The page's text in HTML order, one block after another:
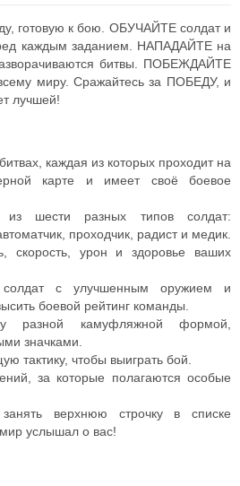
готовую к бою. ОБУЧАЙТЕ солдат и
каждым заданием. НАПАДАЙТЕ на
битвы. ПОБЕЖДАЙТЕ
миру. Сражайтесь за ПОБЕДУ, и
лучшей!
каждая из которых проходит на
карте и имеет своё боевое
из шести разных типов солдат:
проходчик, радист и медик.
скорость, урон и здоровье ваших
солдат с улучшенным оружием и
боевой рейтинг команды.
разной камуфляжной формой,
значками.
тактику, чтобы выиграть бой.
за которые полагаются особые
верхнюю строчку в списке
услышал о вас!